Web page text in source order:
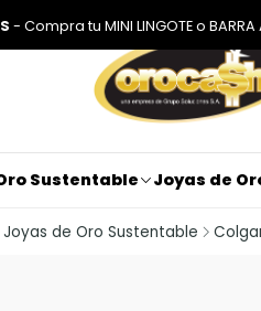
Sustentable Joyas de
- Compra tu MINI LINGOTE o BARRA
Joyas de Oro Sustentable